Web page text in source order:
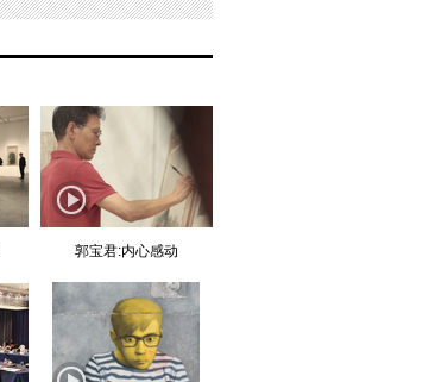
郭宝君:内心感动